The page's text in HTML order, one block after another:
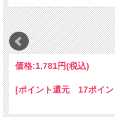
価格:1,781円(税込)
[ポイント還元 17ポイン